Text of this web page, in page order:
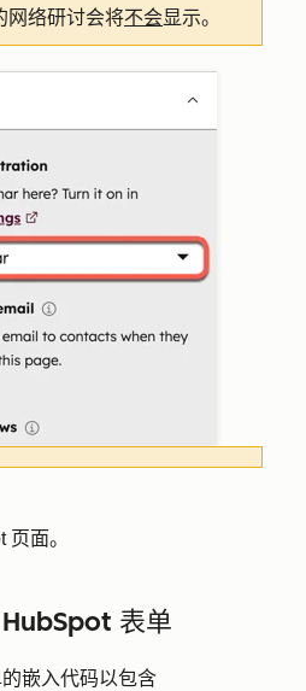
网络研讨会将不会显示。
页面。
表单
嵌入代码以包含